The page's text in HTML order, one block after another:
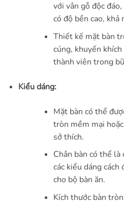
với vân gỗ độc
có độ bền cao,
Thiết kế mặt bàn
cúng, khuyến
thành viên trong
Kiểu dáng:
Mặt bàn có thể
tròn mềm mại
sở thích.
Chân bàn có thể
các kiểu dáng
cho bộ bàn ăn.
Kích thước bàn